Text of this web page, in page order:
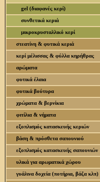
gel (διαφανές κερί)
συνθετικά κεριά
μικροκρυσταλλικό κερί
στεατίνη & φυτικά κεριά
κερί μέλισσας & φύλλα κηρήθρας
αρώματα
φυτικά έλαια
φυτικά βούτυρα
χρώματα & βερνίκια
φιτίλια & νήματα
εξοπλισμός κατασκευής κεριών
βάση & πρόσθετα σαπουνιού
εξοπλισμός κατασκευής σαπουνιών
υλικά για αρωματικά χώρου
γυάλινα δοχεία (ποτήρια, βάζα κλπ)